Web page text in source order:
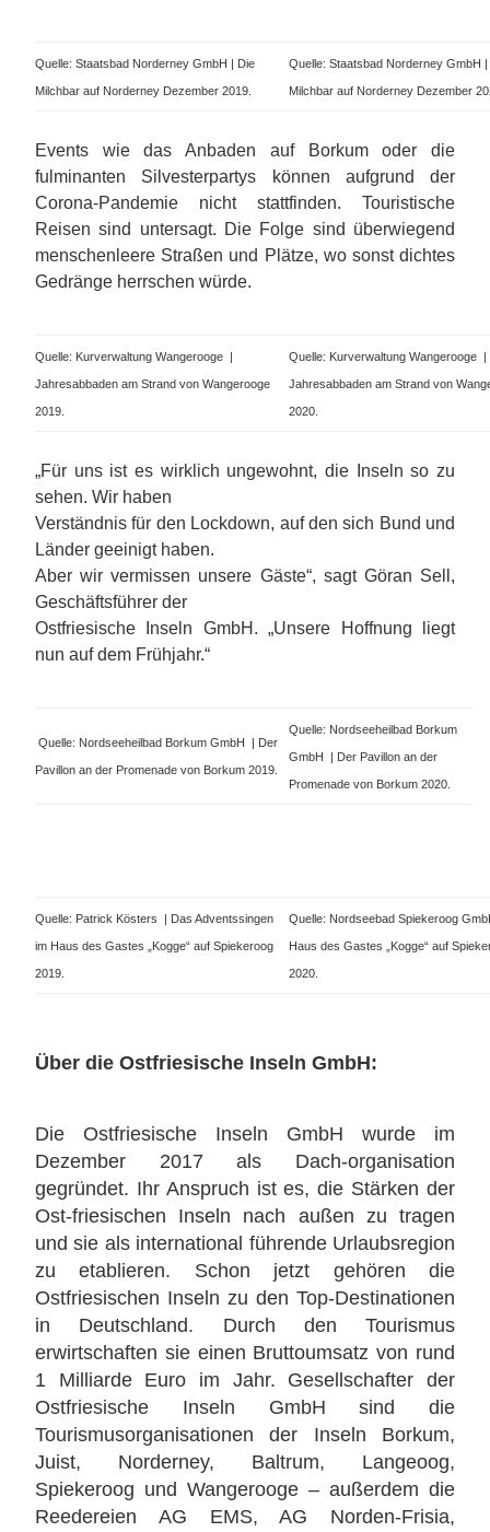
Quelle: Staatsbad Norderney GmbH | Die
Milchbar auf Norderney Dezember 2019.
Quelle: Staatsbad Norderney GmbH |
Milchbar auf Norderney Dezember
Events wie das Anbaden auf Borkum oder die
fulminanten Silvesterpartys können aufgrund der
Corona-Pandemie nicht stattfinden. Touristische
Reisen sind untersagt. Die Folge sind überwiegend
menschenleere Straßen und Plätze, wo sonst dichtes
Gedränge herrschen würde.
Quelle: Kurverwaltung Wangerooge |
Jahresabbaden am Strand von Wangerooge
2019.
Quelle: Kurverwaltung Wangerooge |
Jahresabbaden am Strand von
2020.
„Für uns ist es wirklich ungewohnt, die Inseln so zu
sehen. Wir haben
Verständnis für den Lockdown, auf den sich Bund und
Länder geeinigt haben.
Aber wir vermissen unsere Gäste“, sagt Göran Sell,
Geschäftsführer der
Ostfriesische Inseln GmbH. „Unsere Hoffnung liegt
nun auf dem Frühjahr.“
Quelle: Nordseeheilbad Borkum GmbH | Der
Pavillon an der Promenade von Borkum 2019.
Quelle: Nordseeheilbad Borkum
GmbH | Der Pavillon an der
Promenade von Borkum 2020.
Quelle: Patrick Kösters | Das Adventssingen
im Haus des Gastes „Kogge“ auf Spiekeroog
2019.
Quelle: Nordseebad Spiekeroog
Haus des Gastes „Kogge“ auf
2020.
Über die Ostfriesische Inseln GmbH:
Die Ostfriesische Inseln GmbH wurde im
Dezember 2017 als Dach-organisation
gegründet. Ihr Anspruch ist es, die Stärken der
Ost-friesischen Inseln nach außen zu tragen
und sie als international führende Urlaubsregion
zu etablieren. Schon jetzt gehören die
Ostfriesischen Inseln zu den Top-Destinationen
in Deutschland. Durch den Tourismus
erwirtschaften sie einen Bruttoumsatz von rund
1 Milliarde Euro im Jahr. Gesellschafter der
Ostfriesische Inseln GmbH sind die
Tourismusorganisationen der Inseln Borkum,
Juist, Norderney, Baltrum, Langeoog,
Spiekeroog und Wangerooge – außerdem die
Reedereien AG EMS, AG Norden-Frisia,